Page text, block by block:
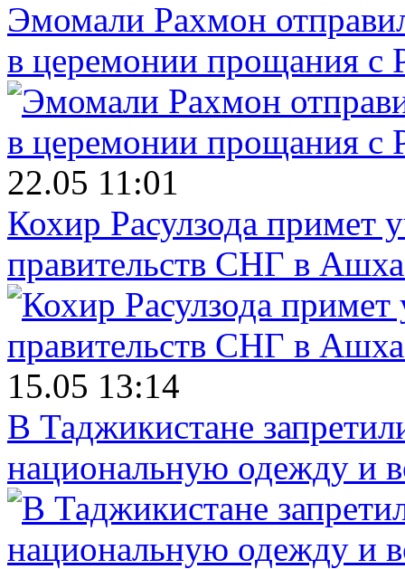
Эмомали Рахмон
в церемонии прощания с
22.05 11:01
Кохир Расулзода примет
правительств СНГ в
15.05 13:14
В Таджикистане
национальную одежду и